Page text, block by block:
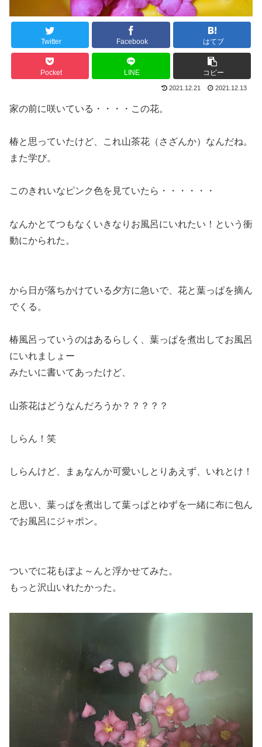
Twitter Facebook はてブ
Pocket LINE コピー
2021.12.21 2021.12.13
家の前に咲いている・・・・この花。
椿と思っていたけど、これ山茶花（さざんか）なんだね。
また学び。
このきれいなピンク色を見ていたら・・・・・・
なんかとてつもなくいきなりお風呂にいれたい！という衝
動にかられた。
から日が落ちかけている夕方に急いで、花と葉っぱを摘ん
でくる。
椿風呂っていうのはあるらしく、葉っぱを煮出してお風呂
にいれましょー
みたいに書いてあったけど、
山茶花はどうなんだろうか？？？？？
しらん！笑
しらんけど、まぁなんか可愛いしとりあえず、いれとけ！
と思い、葉っぱを煮出して葉っぱとゆずを一緒に布に包ん
でお風呂にジャポン。
ついでに花もぽよ～んと浮かせてみた。
もっと沢山いれたかった。